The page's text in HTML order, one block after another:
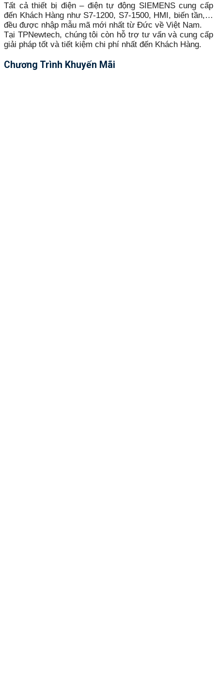
Tất cả thiết bị điện – điện tự động SIEMENS cung cấp
đến Khách Hàng như S7-1200, S7-1500, HMI, biến tần,…
đều được nhập mẫu mã mới nhất từ Đức về Việt Nam.
Tại TPNewtech, chúng tôi còn hỗ trợ tư vấn và cung cấp
giải pháp tốt và tiết kiệm chi phí nhất đến Khách Hàng.
Chương Trình Khuyến Mãi